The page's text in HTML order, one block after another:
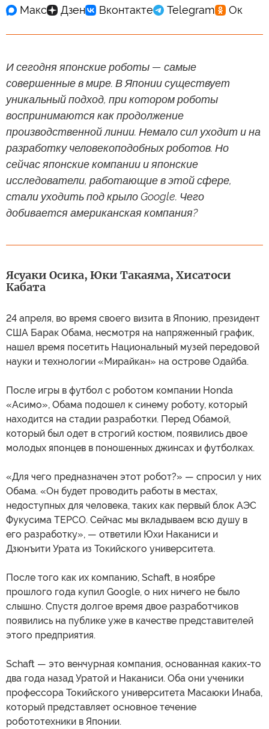
И сегодня японские роботы — самые
совершенные в мире. В Японии существует
уникальный подход, при котором роботы
воспринимаются как продолжение
производственной линии. Немало сил уходит и на
разработку человекоподобных роботов. Но
сейчас японские компании и японские
исследователи, работающие в этой сфере,
стали уходить под крыло Google. Чего
добивается американская компания?
Ясуаки Оcика, Юки Такаяма, Хисатоси
Кабата
24 апреля, во время своего визита в Японию, президент
США Барак Обама, несмотря на напряженный график,
нашел время посетить Национальный музей передовой
науки и технологии «Мирайкан» на острове Одайба.
После игры в футбол с роботом компании Honda
«Асимо», Обама подошел к синему роботу, который
находится на стадии разработки. Перед Обамой,
который был одет в строгий костюм, появились двое
молодых японцев в поношенных джинсах и футболках.
«Для чего предназначен этот робот?» — спросил у них
Обама. «Он будет проводить работы в местах,
недоступных для человека, таких как первый блок АЭС
Фукусима ТЕРСО. Сейчас мы вкладываем всю душу в
его разработку», — ответили Юхи Наканиси и
Дзюнъити Урата из Токийского университета.
После того как их компанию, Sсhaft, в ноябре
прошлого года купил Google, о них ничего не было
слышно. Спустя долгое время двое разработчиков
появились на публике уже в качестве представителей
этого предприятия.
Sсhaft — это венчурная компания, основанная каких-то
два года назад Уратой и Наканиси. Оба они ученики
профессора Токийского университета Масаюки Инаба,
который представляет основное течение
робототехники в Японии.